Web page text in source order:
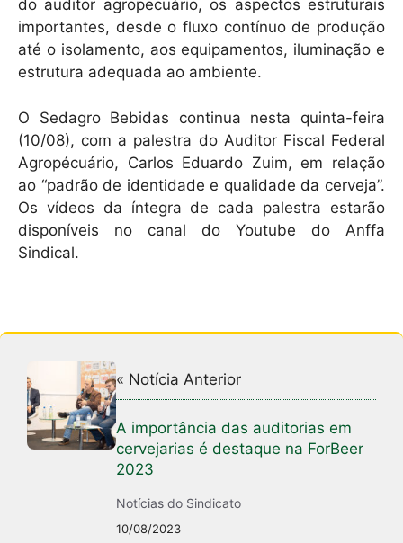
do auditor agropecuário, os aspectos estruturais
importantes, desde o fluxo contínuo de produção
até o isolamento, aos equipamentos, iluminação e
estrutura adequada ao ambiente.
O Sedagro Bebidas continua nesta quinta-feira
(10/08), com a palestra do Auditor Fiscal Federal
Agropécuário, Carlos Eduardo Zuim, em relação
ao “padrão de identidade e qualidade da cerveja”.
Os vídeos da íntegra de cada palestra estarão
disponíveis no canal do Youtube do Anffa
Sindical.
« Notícia Anterior
A importância das auditorias em
cervejarias é destaque na ForBeer
2023
Notícias do Sindicato
10/08/2023